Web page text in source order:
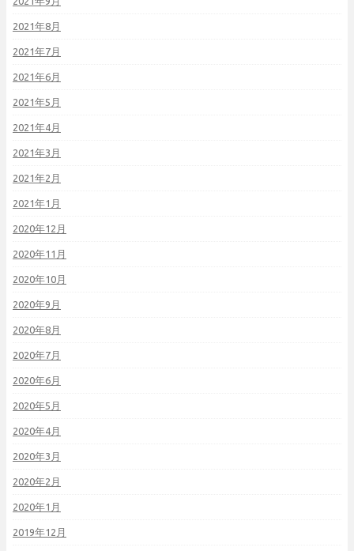
2021年8月
2021年7月
2021年6月
2021年5月
2021年4月
2021年3月
2021年2月
2021年1月
2020年12月
2020年11月
2020年10月
2020年9月
2020年8月
2020年7月
2020年6月
2020年5月
2020年4月
2020年3月
2020年2月
2020年1月
2019年12月